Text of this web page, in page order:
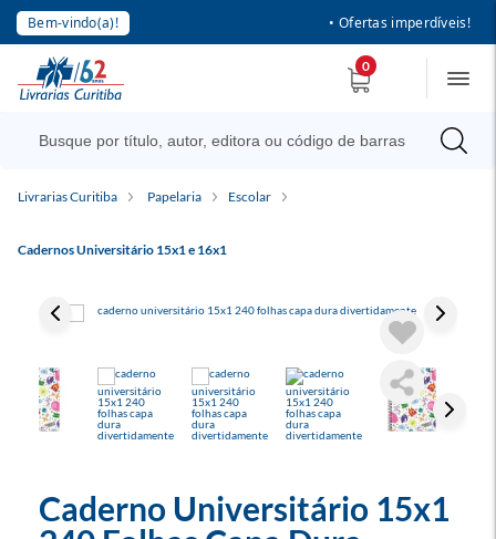
Bem-vindo(a)! • Ofertas imperdíveis!
0
Livrarias Curitiba Papelaria Escolar
Cadernos Universitário 15x1 e 16x1
Caderno Universitário 15x1